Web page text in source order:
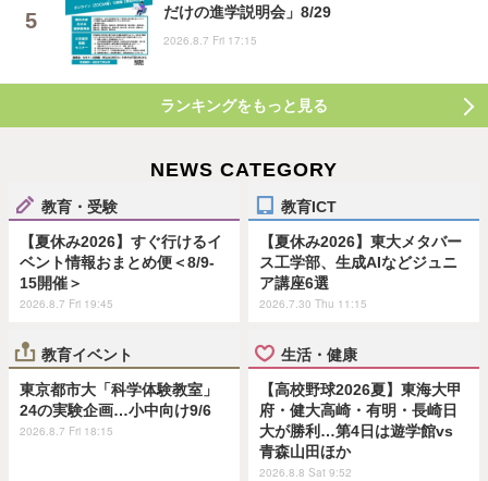
だけの進学説明会」8/29
2026.8.7 Fri 17:15
ランキングをもっと見る
NEWS CATEGORY
教育・受験
【夏休み2026】すぐ行けるイ
ベント情報おまとめ便＜8/9-
15開催＞
2026.8.7 Fri 19:45
教育ICT
【夏休み2026】東大メタバー
ス工学部、生成AIなどジュニ
ア講座6選
2026.7.30 Thu 11:15
教育イベント
東京都市大「科学体験教室」
24の実験企画…小中向け9/6
2026.8.7 Fri 18:15
生活・健康
【高校野球2026夏】東海大甲
府・健大高崎・有明・長崎日
大が勝利…第4日は遊学館vs
青森山田ほか
2026.8.8 Sat 9:52